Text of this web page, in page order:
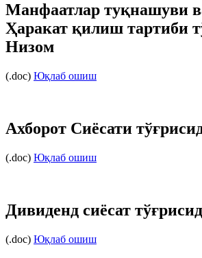
Манфаатлар туқнашуви
Ҳаракат қилиш тартиби
Низом
(.doc) Юқлаб ошиш
Ахборот Сиёсати
(.doc) Юқлаб ошиш
Дивиденд сиёсат
(.doc) Юқлаб ошиш